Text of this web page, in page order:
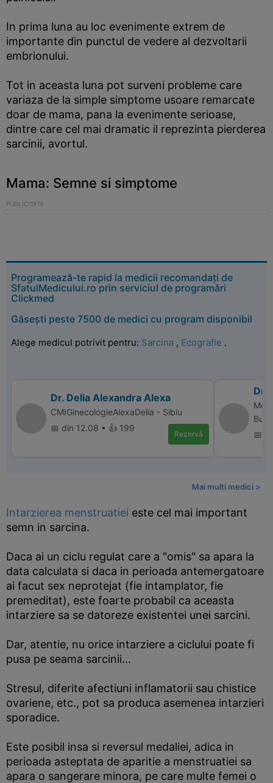
In prima luna au loc evenimente extrem de
importante din punctul de vedere al dezvoltarii
embrionului.
Tot in aceasta luna pot surveni probleme care
variaza de la simple simptome usoare remarcate
doar de mama, pana la evenimente serioase,
dintre care cel mai dramatic il reprezinta pierderea
sarcinii, avortul.
Mama: Semne si simptome
Programează-te rapid la medicii recomandați de
SfatulMedicului.ro prin serviciul de programări
Clickmed
Găsești peste 7500 de medici cu program disponibil
Alege medicul potrivit pentru: Sarcina , Ecografie .
Dr. Delia Alexandra Alexa
CMIGinecologieAlexaDelia - Sibiu
📅 din 12.08 • 👍 199
Rezervă
Dr.
📅
Mai multi medici >
Intarzierea menstruatiei este cel mai important
semn in sarcina.
Daca ai un ciclu regulat care a "omis" sa apara la
data calculata si daca in perioada antemergatoare
ai facut sex neprotejat (fie intamplator, fie
premeditat), este foarte probabil ca aceasta
intarziere sa se datoreze existentei unei sarcini.
Dar, atentie, nu orice intarziere a ciclului poate fi
pusa pe seama sarcinii...
Stresul, diferite afectiuni inflamatorii sau chistice
ovariene, etc., pot sa produca asemenea intarzieri
sporadice.
Este posibil insa si reversul medaliei, adica in
perioada asteptata de aparitie a menstruatiei sa
apara o sangerare minora, pe care multe femei o